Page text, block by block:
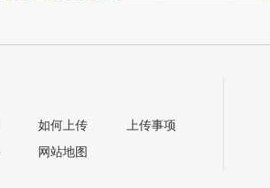
如何上传
网站地图
上传事项